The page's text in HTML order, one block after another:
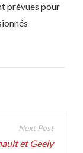
prévues pour
et Geely